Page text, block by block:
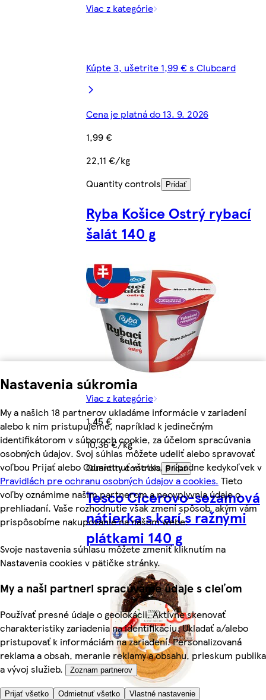
Nastavenia súkromia
My a našich 18 partnerov ukladáme informácie v zariadení
alebo k nim pristupujeme, napríklad k jedinečným
identifikátorom v súboroch cookie, za účelom spracúvania
osobných údajov. Svoj súhlas môžete udeliť alebo spravovať
voľbou Prijať alebo Odmietnuť všetko, prípadne kedykoľvek v
Pravidlách pre ochranu osobných údajov a cookies. Tieto
voľby oznámime našim partnerom a neovplyvnia údaje o
prehliadaní. Vaše rozhodnutie však zmení spôsob, akým vám
prispôsobíme nakupovanie na našom webe.
Svoje nastavenia súhlasu môžete zmeniť kliknutím na
Nastavenia cookies v pätičke stránky.
My a naši partneri spracúvame údaje s cieľom
Používať presné údaje o geolokácii. Aktívne skenovať
charakteristiky zariadenia na identifikáciu. Ukladať a/alebo
pristupovať k informáciám na zariadení. Personalizovaná
reklama a obsah, meranie reklamy a obsahu, prieskum publika
a vývoj služieb.
Zoznam partnerov
Prijať všetko Odmietnuť všetko Vlastné nastavenie
Viac z kategórie
Kúpte 3, ušetrite 1,99 € s Clubcard
Cena je platná do 13. 9. 2026
1,99 €
22,11 €/kg
Quantity controls
Pridať
Ryba Košice Ostrý rybací
šalát 140 g
Viac z kategórie
1,45 €
10,36 €/kg
Quantity controls Pridať
Tesco Cícerovo-sezamová
nátierka s karí s ražnými
plátkami 140 g